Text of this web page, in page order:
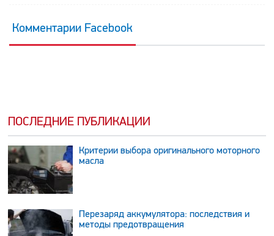
Комментарии Facebook
ПОСЛЕДНИЕ ПУБЛИКАЦИИ
Критерии выбора оригинального моторного
масла
Перезаряд аккумулятора: последствия и
методы предотвращения